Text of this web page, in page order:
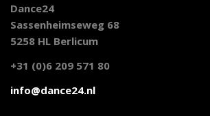
Dance24
Sassenheimseweg 68
5258 HL Berlicum
+31 (0)6 209 571 80
info@dance24.nl